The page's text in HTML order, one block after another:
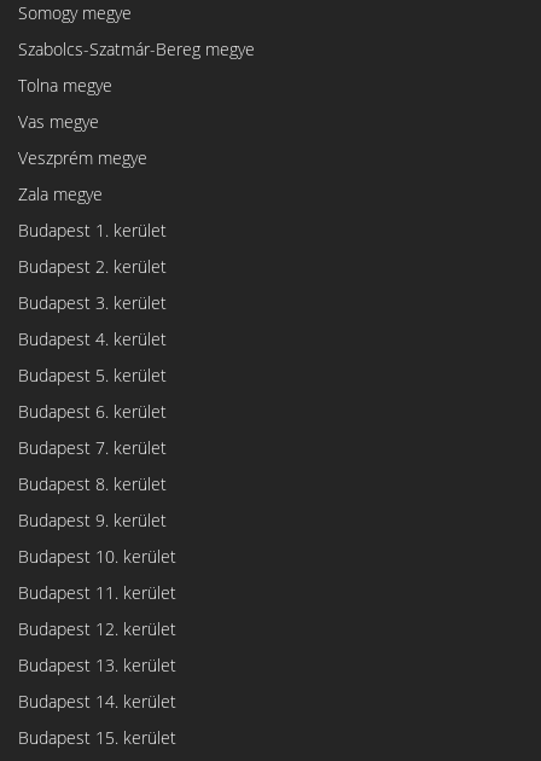
Somogy megye
Szabolcs-Szatmár-Bereg megye
Tolna megye
Vas megye
Veszprém megye
Zala megye
Budapest 1. kerület
Budapest 2. kerület
Budapest 3. kerület
Budapest 4. kerület
Budapest 5. kerület
Budapest 6. kerület
Budapest 7. kerület
Budapest 8. kerület
Budapest 9. kerület
Budapest 10. kerület
Budapest 11. kerület
Budapest 12. kerület
Budapest 13. kerület
Budapest 14. kerület
Budapest 15. kerület